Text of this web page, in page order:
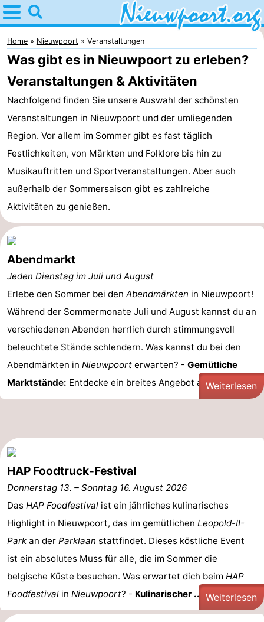
Home
Nieuwpoort
Tipps
kindern
Übernachten
-
Suites
Nieuwpoort
Holiday
Suites
Westende
Campingplätze
Ferienhäuser
-
Nieuwpoort
-
Oostduinkerke
aan
zee
-
Westende
Hotels
Zimmer
Frühstück)
Strand
Sehen
&
tun
-
Museen
-
Denkmäler
-
Aussichtspunkte
Attraktionen
-
Home Nieuwpoort Veranstaltungen
Was gibt es in Nieuwpoort zu erleben?
Veranstaltungen & Aktivitäten
Nachfolgend finden Sie unsere Auswahl der schönsten
Veranstaltungen in Nieuwpoort und der umliegenden
Region. Vor allem im Sommer gibt es fast täglich
Festlichkeiten, von Märkten und Folklore bis hin zu
Musikauftritten und Sportveranstaltungen. Aber auch
außerhalb der Sommersaison gibt es zahlreiche
Aktivitäten zu genießen.
Abendmarkt
Jeden Dienstag im Juli und August
Erlebe den Sommer bei den Abendmärkten in Nieuwpoort!
Während der Sommermonate Juli und August kannst du an
verschiedenen Abenden herrlich durch stimmungsvoll
beleuchtete Stände schlendern. Was kannst du bei den
Abendmärkten in Nieuwpoort erwarten? - Gemütliche
Marktstände: Entdecke ein breites Angebot an lokalen ...
Weiterlesen
HAP Foodtruck-Festival
Donnerstag 13. – Sonntag 16. August 2026
Das HAP Foodfestival ist ein jährliches kulinarisches
Highlight in Nieuwpoort, das im gemütlichen Leopold-II-
Park an der Parklaan stattfindet. Dieses köstliche Event
ist ein absolutes Muss für alle, die im Sommer die
belgische Küste besuchen. Was erwartet dich beim HAP
Foodfestival in Nieuwpoort? - Kulinarischer ... Weiterlesen